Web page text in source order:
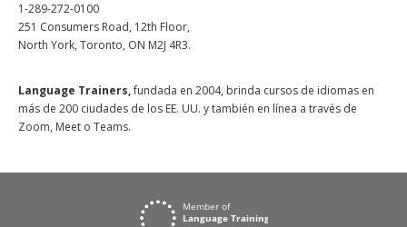
1-289-272-0100
251 Consumers Road, 12th Floor,
North York, Toronto, ON M2J 4R3.
Language Trainers,fundada en 2004, brinda cursos de idiomas en
más de 200 ciudades de los EE. UU. y también en línea a través de
Zoom, Meet o Teams.